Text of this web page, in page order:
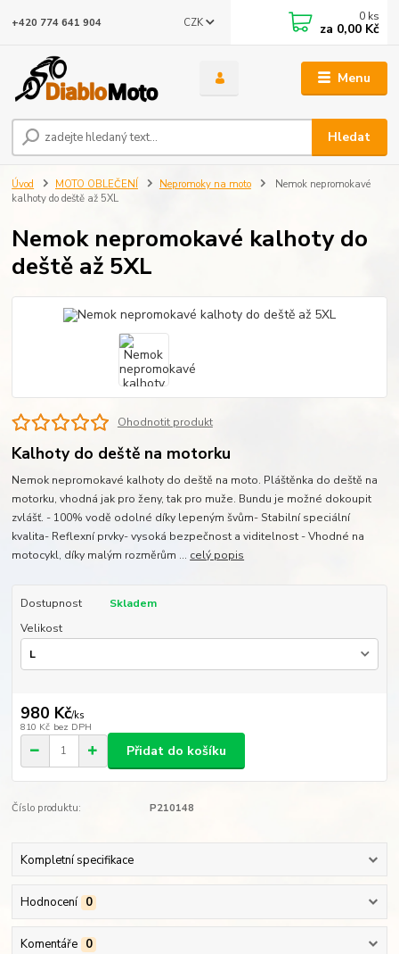
Menu
CZK
Hledat
+420 774 641 904 0 ks
za 0,00 Kč
Úvod MOTO OBLEČENÍ Nepromoky na moto
Nemok nepromokavé
kalhoty do deště až 5XL
Nemok nepromokavé kalhoty do
deště až 5XL
Ohodnotit produkt
Kalhoty do deště na motorku
Nemok nepromokavé kalhoty do deště na moto. Pláštěnka do deště na
motorku, vhodná jak pro ženy, tak pro muže. Bundu je možné dokoupit
zvlášť. - 100% vodě odolné díky lepeným švům- Stabilní speciální
kvalita- Reflexní prvky- vysoká bezpečnost a viditelnost - Vhodné na
motocykl, díky malým rozměrům ... celý popis
Dostupnost
Skladem
Velikost
980 Kč/ks
810 Kč bez DPH
Přidat do košíku
Číslo produktu: P210148
Kompletní specifikace
Hodnocení 0
Komentáře 0